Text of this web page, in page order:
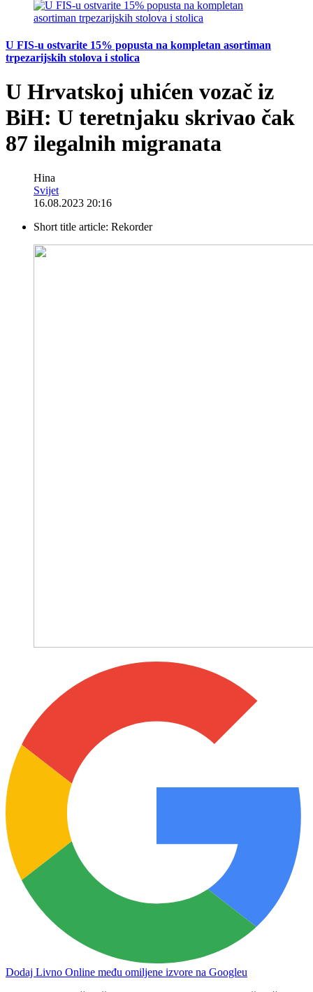
U FIS-u ostvarite 15% popusta na kompletan asortiman
trpezarijskih stolova i stolica
U Hrvatskoj uhićen vozač iz
BiH: U teretnjaku skrivao čak
87 ilegalnih migranata
Hina
Svijet
16.08.2023 20:16
Short title article: Rekorder
Dodaj Livno Online među omiljene izvore na Googleu